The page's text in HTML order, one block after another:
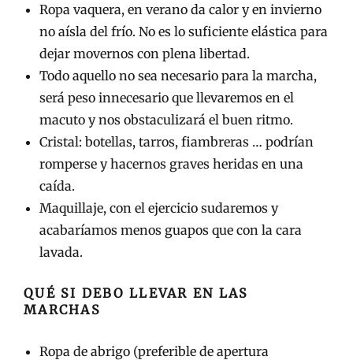
Ropa vaquera, en verano da calor y en invierno
no aísla del frío. No es lo suficiente elástica para
dejar movernos con plena libertad.
Todo aquello no sea necesario para la marcha,
será peso innecesario que llevaremos en el
macuto y nos obstaculizará el buen ritmo.
Cristal: botellas, tarros, fiambreras … podrían
romperse y hacernos graves heridas en una
caída.
Maquillaje, con el ejercicio sudaremos y
acabaríamos menos guapos que con la cara
lavada.
QUÉ SI DEBO LLEVAR EN LAS
MARCHAS
Ropa de abrigo (preferible de apertura